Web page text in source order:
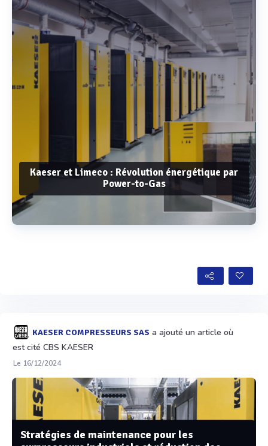
Kaeser et Limeco : Révolution énergétique par
Power-to-Gas
KAESER COMPRESSEURS SAS a ajouté un article où
est cité CBS KAESER
Le 16/12/2024
Stratégies de maintenance pour les